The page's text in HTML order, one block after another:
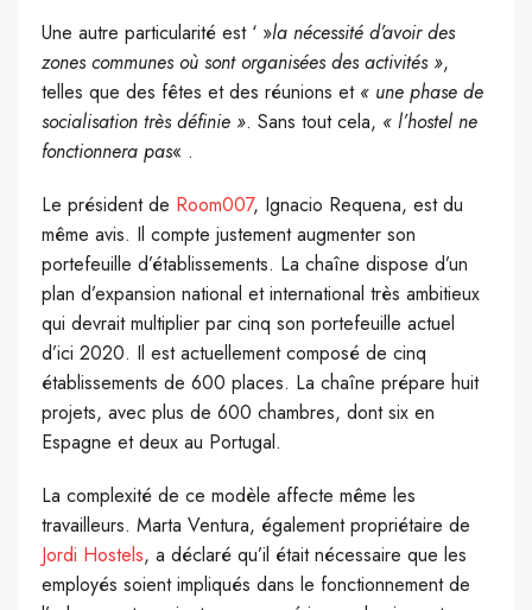
Une autre particularité est ‘ »la nécessité d’avoir des
zones communes où sont organisées des activités »,
telles que des fêtes et des réunions et « une phase de
socialisation très définie ». Sans tout cela, « l’hostel ne
fonctionnera pas« .
Le président de Room007, Ignacio Requena, est du
même avis. Il compte justement augmenter son
portefeuille d’établissements. La chaîne dispose d’un
plan d’expansion national et international très ambitieux
qui devrait multiplier par cinq son portefeuille actuel
d’ici 2020. Il est actuellement composé de cinq
établissements de 600 places. La chaîne prépare huit
projets, avec plus de 600 chambres, dont six en
Espagne et deux au Portugal.
La complexité de ce modèle affecte même les
travailleurs. Marta Ventura, également propriétaire de
Jordi Hostels, a déclaré qu’il était nécessaire que les
employés soient impliqués dans le fonctionnement de